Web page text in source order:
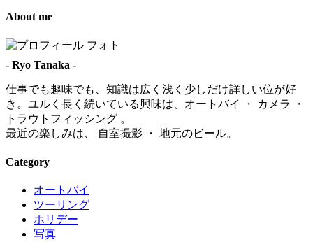
About me
- Ryo Tanaka -
仕事でも趣味でも、知識は広く浅く少しだけ詳しい位が好
き。ユルく長く続いている興味は、オートバイ ・ カメラ ・
トラウトフィッシング 。
最近の楽しみは、 自室撮影 ・ 地元のビール。
Category
オートバイ
ツーリング
ホリデー
写真